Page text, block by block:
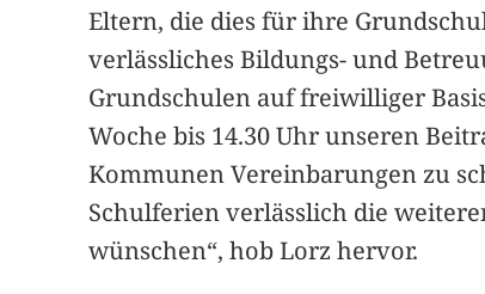
Eltern, die dies für ihre
verlässliches Bildungs- und
Grundschulen auf freiwilliger
Woche bis 14.30 Uhr unseren
Kommunen Vereinbarungen zu
Schulferien verlässlich die
wünschen“, hob Lorz hervor.